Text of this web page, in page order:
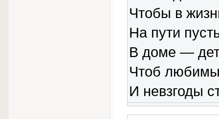
Чтобы в
На пути
В доме —
Чтоб
И невзгоды